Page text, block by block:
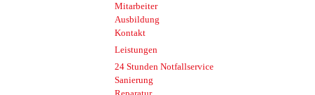
Mitarbeiter
Ausbildung
Kontakt
Leistungen
24 Stunden Notfallservice
Sanierung